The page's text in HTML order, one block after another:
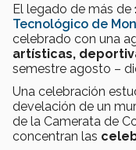
El legado de más de
Tecnológico de
celebrado con una
artísticas,
semestre agosto –
Una celebración
develación de un
de la Camerata de
concentran las